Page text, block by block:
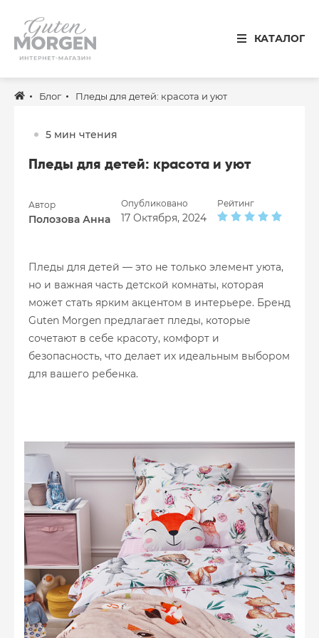
КАТАЛОГ
Иваново
8 800 100 34 50
Звонок по России бесплатный
Спальня
Кухня
Столовая
Ванная
Распродажа
Блог Пледы для детей: красота и уют
5 мин чтения
Пледы для детей: красота и уют
Автор
Полозова Анна
Опубликовано
17 Октября, 2024
Рейтинг
Пледы для детей — это не только элемент уюта,
но и важная часть детской комнаты, которая
может стать ярким акцентом в интерьере. Бренд
Guten Morgen предлагает пледы, которые
сочетают в себе красоту, комфорт и
безопасность, что делает их идеальным выбором
для вашего ребенка.